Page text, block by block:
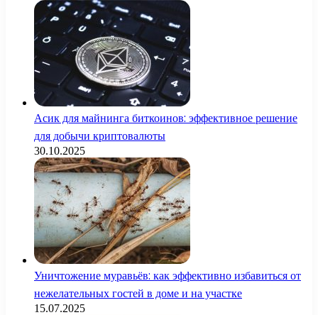
Асик для майнинга биткоинов: эффективное решение
для добычи криптовалюты
30.10.2025
Уничтожение муравьёв: как эффективно избавиться от
нежелательных гостей в доме и на участке
15.07.2025